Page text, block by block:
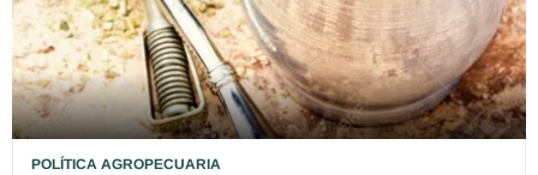
POLÍTICA AGROPECUARIA